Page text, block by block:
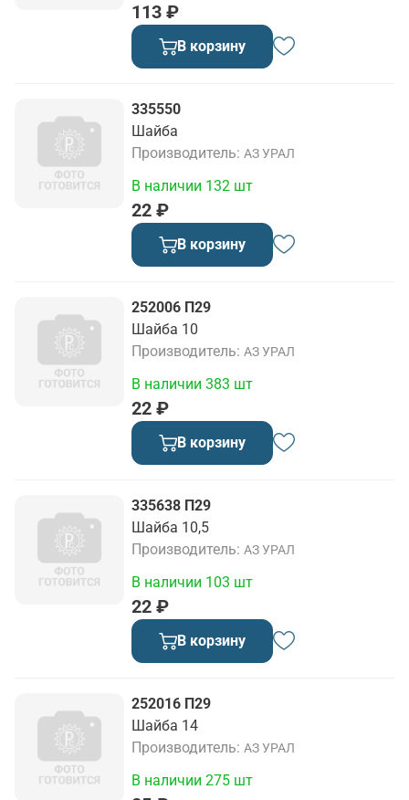
113 ₽
В корзину
335550
Шайба
Производитель АЗ УРАЛ
22 ₽
В наличии 132 шт
В корзину
252006 П29
Шайба 10
Производитель АЗ УРАЛ
22 ₽
В наличии 383 шт
В корзину
335638 П29
Шайба 10,5
Производитель АЗ УРАЛ
22 ₽
В наличии 103 шт
В корзину
252016 П29
Шайба 14
Производитель АЗ УРАЛ
В наличии 275 шт